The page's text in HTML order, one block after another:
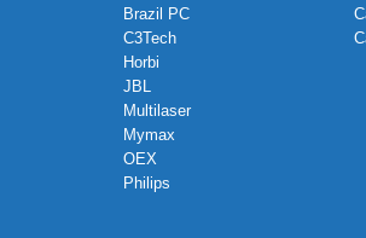
Brazil PC
C3Tech
Horbi
JBL
Multilaser
Mymax
OEX
Philips